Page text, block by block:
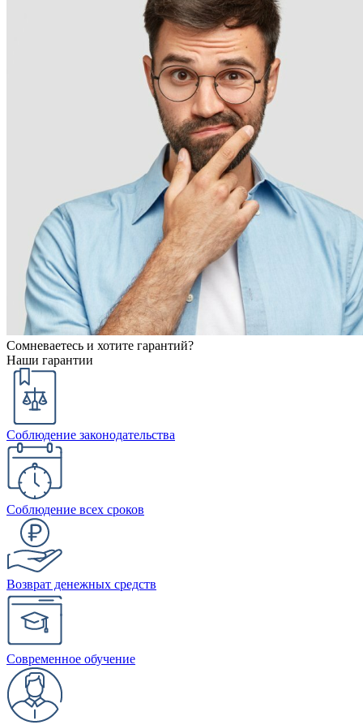
Сомневаетесь и хотите гарантий?
Наши гарантии
Соблюдение законодательства
Соблюдение всех сроков
Возврат денежных средств
Современное обучение